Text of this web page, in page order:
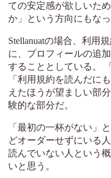
ての安定感が欲しいた
か」という方向にもなっ
Stellanuatの場合、利用
に、プロフィールの追
することとしている。
「利用規約を読んだに
えたほうが望ましい部
験的な部分だ。
「最初の一杯がない」
どオーダーせずにいる
読んでいない人という
いと思う。